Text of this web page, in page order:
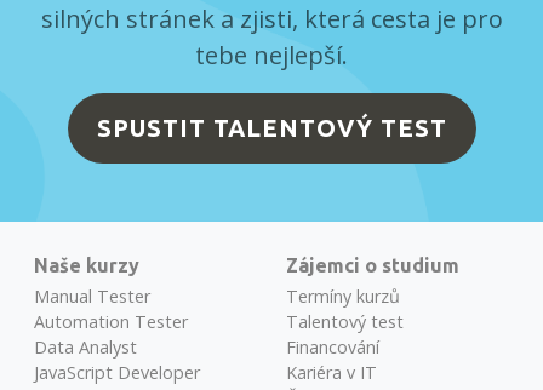
silných stránek a zjisti, která cesta je pro
tebe nejlepší.
SPUSTIT TALENTOVÝ TEST
Naše kurzy
Manual Tester
Automation Tester
Data Analyst
JavaScript Developer
Zájemci o studium
Termíny kurzů
Talentový test
Financování
Kariéra v IT